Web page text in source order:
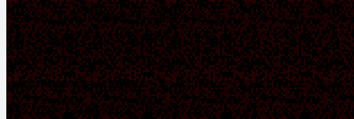
＜オフィシャル1次先行（抽選）＞
7月11日(土)12:00～7月24日(金)23:59
＜ローチケ先行（抽選）＞
8/8（土）12:00～8/21（金）23:59